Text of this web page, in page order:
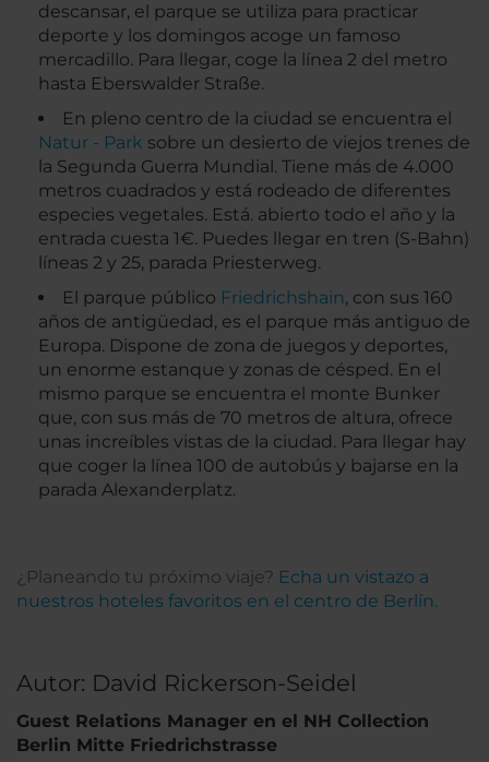
descansar, el parque se utiliza para practicar
deporte y los domingos acoge un famoso
mercadillo. Para llegar, coge la línea 2 del metro
hasta Eberswalder Straße.
En pleno centro de la ciudad se encuentra el
Natur - Park sobre un desierto de viejos trenes de
la Segunda Guerra Mundial. Tiene más de 4.000
metros cuadrados y está rodeado de diferentes
especies vegetales. Está. abierto todo el año y la
entrada cuesta 1€. Puedes llegar en tren (S-Bahn)
líneas 2 y 25, parada Priesterweg.
El parque público Friedrichshain, con sus 160
años de antigüedad, es el parque más antiguo de
Europa. Dispone de zona de juegos y deportes,
un enorme estanque y zonas de césped. En el
mismo parque se encuentra el monte Bunker
que, con sus más de 70 metros de altura, ofrece
unas increíbles vistas de la ciudad. Para llegar hay
que coger la línea 100 de autobús y bajarse en la
parada Alexanderplatz.
¿Planeando tu próximo viaje? Echa un vistazo a
nuestros hoteles favoritos en el centro de Berlín.
Autor: David Rickerson-Seidel
Guest Relations Manager en el NH Collection
Berlin Mitte Friedrichstrasse